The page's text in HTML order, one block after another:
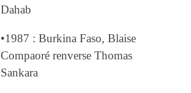
Dahab
•1987 : Burkina Faso, Blaise
Compaoré renverse Thomas
Sankara